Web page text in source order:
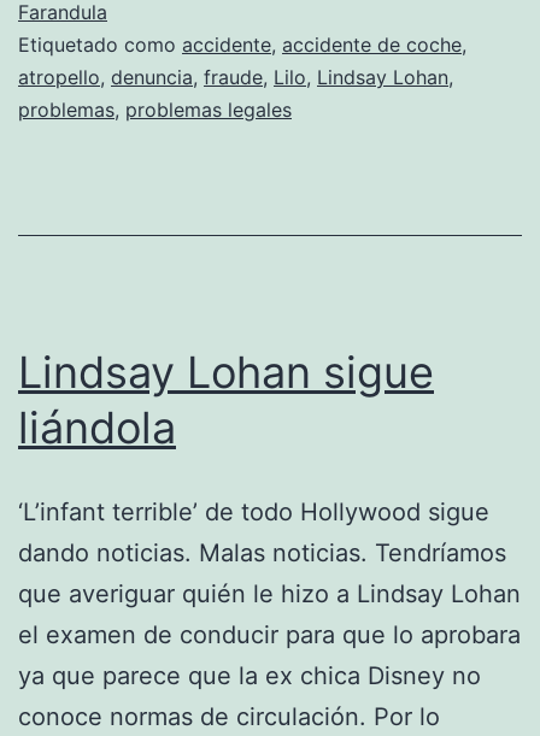
Farandula
Etiquetado como accidente, accidente de coche,
atropello, denuncia, fraude, Lilo, Lindsay Lohan,
problemas, problemas legales
Lindsay Lohan sigue
liándola
‘L’infant terrible’ de todo Hollywood sigue
dando noticias. Malas noticias. Tendríamos
que averiguar quién le hizo a Lindsay Lohan
el examen de conducir para que lo aprobara
ya que parece que la ex chica Disney no
conoce normas de circulación. Por lo